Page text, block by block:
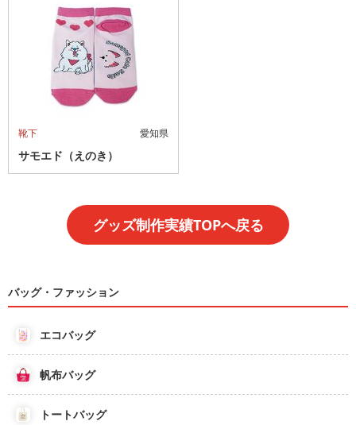
靴下 愛知県
サモエド（えのき）
グッズ制作実績TOPへ戻る
バッグ・ファッション
エコバッグ
帆布バッグ
トートバッグ